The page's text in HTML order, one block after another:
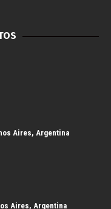
Aires, Argentina
Aires, Argentina